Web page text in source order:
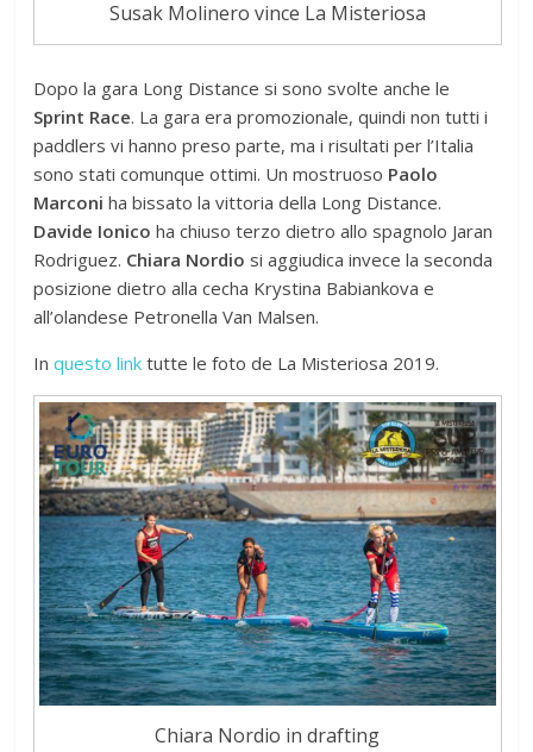
Susak Molinero vince La Misteriosa
Dopo la gara Long Distance si sono svolte anche le
Sprint Race. La gara era promozionale, quindi non tutti i
paddlers vi hanno preso parte, ma i risultati per l’Italia
sono stati comunque ottimi. Un mostruoso Paolo
Marconi ha bissato la vittoria della Long Distance.
Davide Ionico ha chiuso terzo dietro allo spagnolo Jaran
Rodriguez. Chiara Nordio si aggiudica invece la seconda
posizione dietro alla cecha Krystina Babiankova e
all’olandese Petronella Van Malsen.
In questo link tutte le foto de La Misteriosa 2019.
Chiara Nordio in drafting